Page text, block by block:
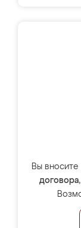
Вы
договора